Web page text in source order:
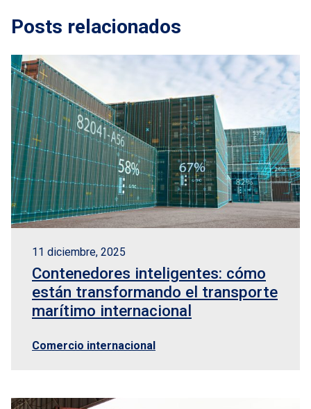
Posts relacionados
11 diciembre, 2025
Contenedores inteligentes: cómo
están transformando el transporte
marítimo internacional
Comercio internacional